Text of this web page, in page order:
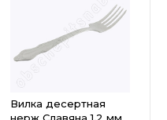
Вилка десертная